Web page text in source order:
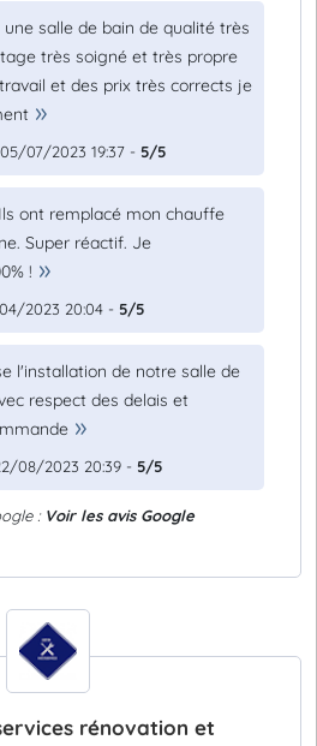
salle de bain de qualité très
très soigné et très propre
et des prix très corrects je
07/2023 19:37 - 5/5
ont remplacé mon chauffe
Super réactif. Je
!
2023 20:04 - 5/5
l'installation de notre salle de
respect des delais et
08/2023 20:39 - 5/5
: Voir les avis Google
rénovation et